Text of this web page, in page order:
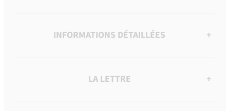
INFORMATIONS DÉTAILLÉES +
LA LETTRE +